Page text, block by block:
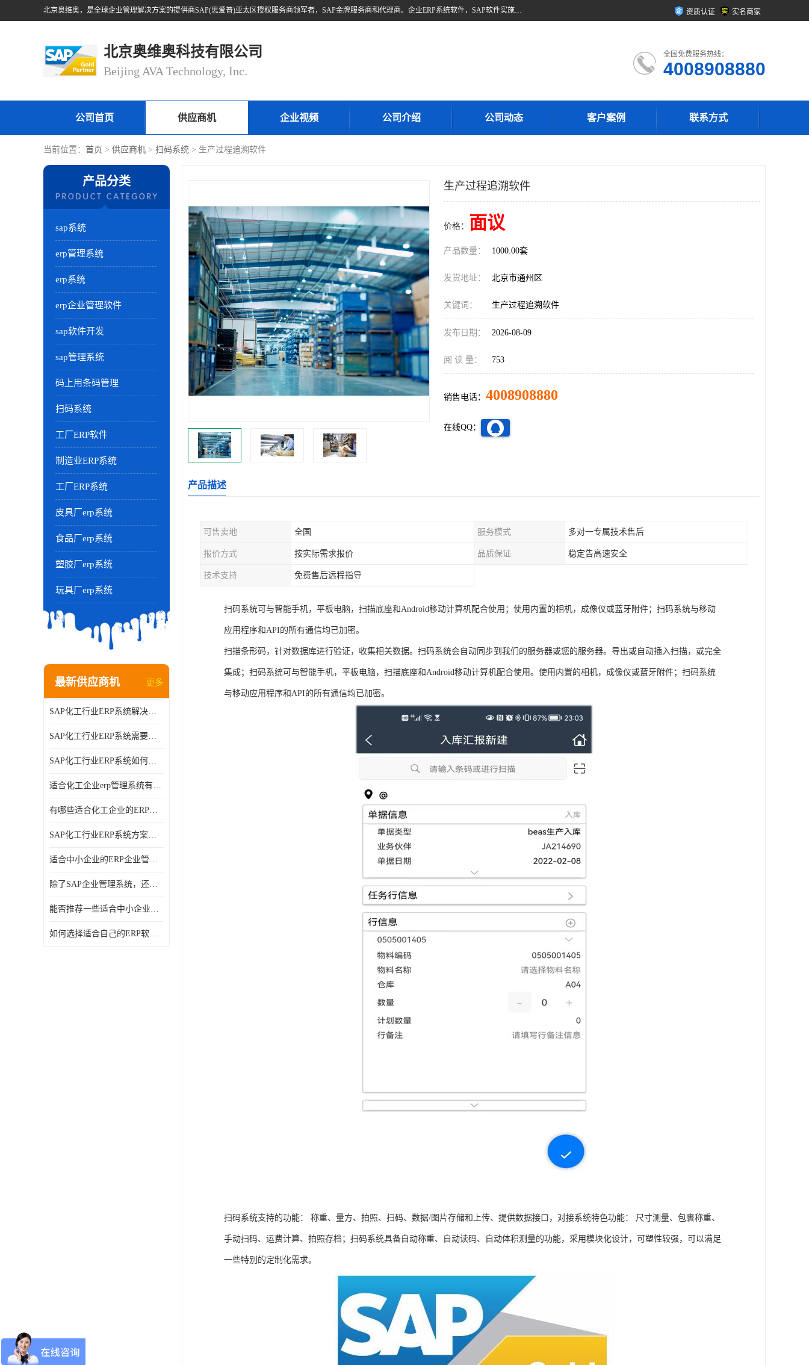
北京奥维奥，是全球企业管理解决方案的提供商SAP(思爱普)亚太区授权服务商领军者，SAP金牌服务商和代理商。企业ERP系统软件，SAP软件实施，17年来服务客户1500多家。提供SAP Business One，SAP Business ByDesign，SAP S/4HANA Cloud，SAP Analytics Cloud （分析云）等产品与解决方案。咨询专线：400-890-8880 资质认证 实名商家
北京奥维奥科技有限公司
Beijing AVA Technology, Inc.
全国免费服务热线：
4008908880
公司首页 供应商机 企业视频 公司介绍 公司动态 客户案例 联系方式
当前位置： 首页 > 供应商机 > 扫码系统 > 生产过程追溯软件
产品分类
sap系统
erp管理系统
erp系统
erp企业管理软件
sap软件开发
sap管理系统
码上用条码管理
扫码系统
工厂ERP软件
制造业ERP系统
工厂ERP系统
皮具厂erp系统
食品厂erp系统
塑胶厂erp系统
玩具厂erp系统
最新供应商机 更多
SAP化工行业ERP系统解决方案的细节和功能介绍？北京奥维奥
SAP化工行业ERP系统需要多少钱？北京奥维奥
SAP化工行业ERP系统如何帮助企业提率和降？北京奥维奥
适合化工企业erp管理系统有哪些？分别有哪些优势?
有哪些适合化工企业的ERP管理系统？分别需要多少钱？
SAP化工行业ERP系统方案介绍？SAP实施商，北京奥维奥
适合中小企业的ERP企业管理系统的价格大概是多少？北京奥维奥
除了SAP企业管理系统，还有哪些类似的企业管理软件可以推荐？
能否推荐一些适合中小企业的ERP企业管理软件？北京奥维奥
如何选择适合自己的ERP软件？北京奥维奥
生产过程追溯软件
价格： 面议
产品数量： 1000.00套
发货地址： 北京市通州区
关键词： 生产过程追溯软件
发布日期： 2026-08-09
阅 读 量： 753
销售电话： 4008908880
在线QQ：
产品描述
可售卖地 全国 服务模式 多对一专属技术售后
报价方式 按实际需求报价 品质保证 稳定告高速安全
技术支持 免费售后远程指导
扫码系统可与智能手机，平板电脑，扫描底座和Android移动计算机配合使用；使用内置的相机，成像仪或蓝牙附件；扫码系统与移动
应用程序和API的所有通信均已加密。
扫描条形码，针对数据库进行验证，收集相关数据。扫码系统会自动同步到我们的服务器或您的服务器。导出或自动插入扫描，或完全
集成；扫码系统可与智能手机，平板电脑，扫描底座和Android移动计算机配合使用。使用内置的相机，成像仪或蓝牙附件；扫码系统
与移动应用程序和API的所有通信均已加密。
扫码系统支持的功能： 称重、量方、拍照、扫码、数据/图片存储和上传、提供数据接口，对接系统特色功能： 尺寸测量、包裹称重、
手动扫码、运费计算、拍照存档；扫码系统具备自动称重、自动读码、自动体积测量的功能，采用模块化设计，可塑性较强，可以满足
一些特别的定制化需求。